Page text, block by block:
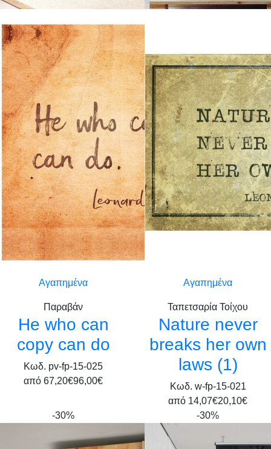
Αγαπημένα
Παραβάν
He who can
copy can do
Κωδ. pv-fp-15-025
από 67,20€96,00€
Αγαπημένα
Ταπετσαρία Τοίχου
Nature never
breaks her own
laws (1)
Κωδ. w-fp-15-021
από 14,07€20,10€
-30%
-30%